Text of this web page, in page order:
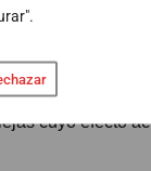
exposición
o envases. “La
cuyo efecto